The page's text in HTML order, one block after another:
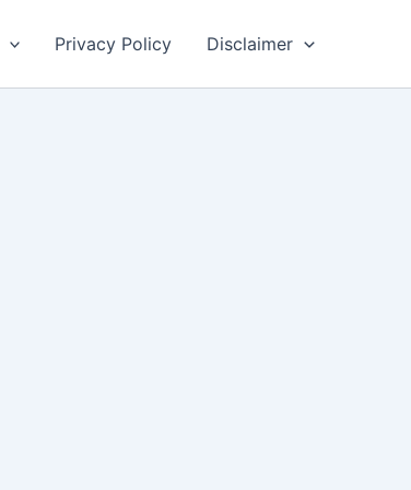
Privacy Policy Disclaimer